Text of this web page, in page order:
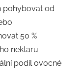
pohybovat od
50 %
nektaru
podíl ovocné